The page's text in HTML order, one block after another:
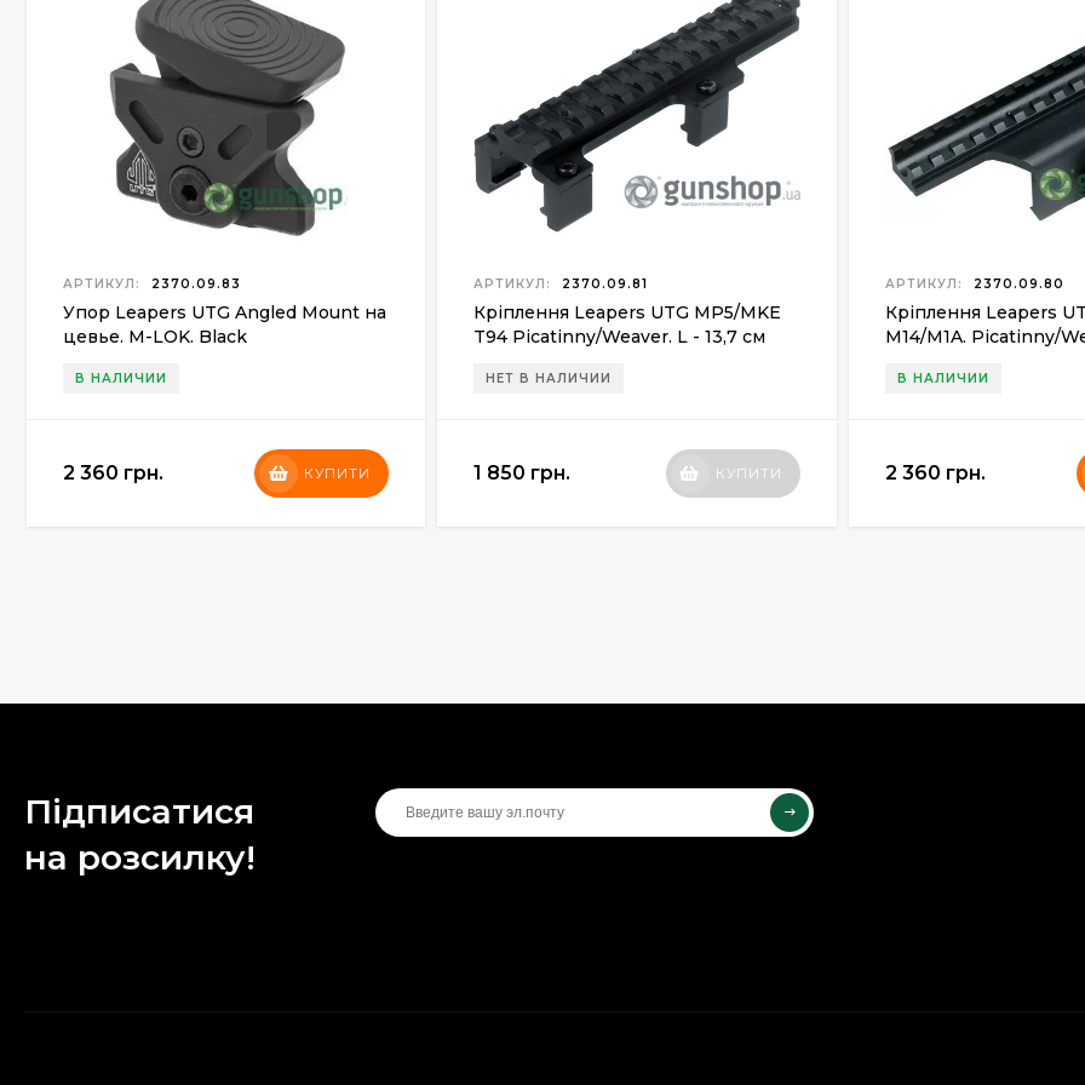
АРТИКУЛ: 2370.09.83
Упор Leapers UTG Angled Mount на
цевье. M-LOK. Black
В НАЛИЧИИ
2 360 грн. КУПИТИ
АРТИКУЛ: 2370.09.81
Кріплення Leapers UTG MP5/MKE
T94 Picatinny/Weaver. L - 13,7 cм
НЕТ В НАЛИЧИИ
1 850 грн. КУПИТИ
АРТИКУЛ: 2370.09.80
Кріплення Leapers
M14/M1A. Picatinny/
В НАЛИЧИИ
2 360 грн.
Підписатися
на розсилку!